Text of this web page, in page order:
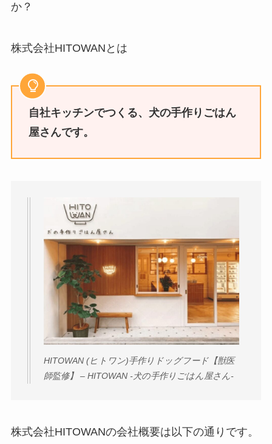
か？
株式会社HITOWANとは
自社キッチンでつくる、犬の手作りごはん
屋さんです。
HITOWAN (ヒトワン)手作りドッグフード【獣医
師監修】 – HITOWAN -犬の手作りごはん屋さん-
株式会社HITOWANの会社概要は以下の通りです。